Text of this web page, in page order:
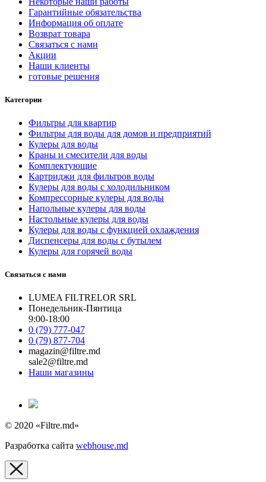
Гарантийные обязательства
Информация об оплате
Возврат товара
Связаться с нами
Акции
Наши клиенты
готовые решения
Категории
Фильтры для квартир
Фильтры для воды для домов и предприятий
Кулеры для воды
Краны и смесители для воды
Комплектующие
Картриджи для фильтров воды
Кулеры для воды с холодильником
Компрессорные кулеры для воды
Напольные кулеры для воды
Настольные кулеры для воды
Кулеры для воды с функцией охлаждения
Диспенсеры для воды с бутылем
Кулеры для горячей воды
Связаться с нами
LUMEA FILTRELOR SRL
Понедельник-Пянтица
9:00-18:00
0 (79) 777-047
0 (79) 877-704
magazin@filtre.md
sale2@filtre.md
Наши магазины
© 2020 «Filtre.md»
Разработка сайта webhouse.md